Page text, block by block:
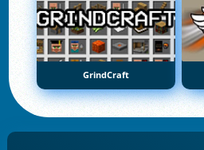
GrindCraft